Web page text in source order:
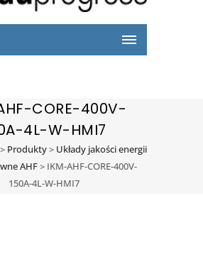
CORE-400V-
4L-W-HMI7
> Produkty> Układy jakości energii
AHF> IKM-AHF-CORE-400V-
150A-4L-W-HMI7